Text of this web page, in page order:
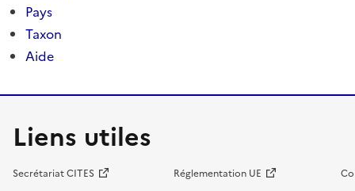
Pays
Taxon
Aide
Liens utiles
Secrétariat CITES Réglementation UE